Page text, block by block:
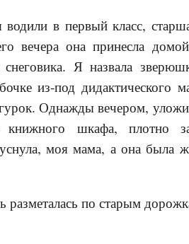
в первый класс,
вечера она принесла
Я назвала
из-под дидактического
Однажды вечером,
шкафа, плотно
моя мама, а она была
разметалась по старым